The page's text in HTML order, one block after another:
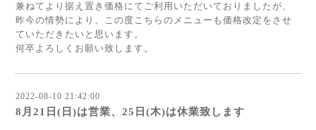
兼ねてより据え置き価格にてご利用いただいておりましたが、
昨今の情勢により、この度こちらのメニューも価格改定をさせ
ていただきたいと思います。
何卒よろしくお願い致します。
2022-08-10 21:42:00
8月21日(日)は営業、25日(木)は休業致します